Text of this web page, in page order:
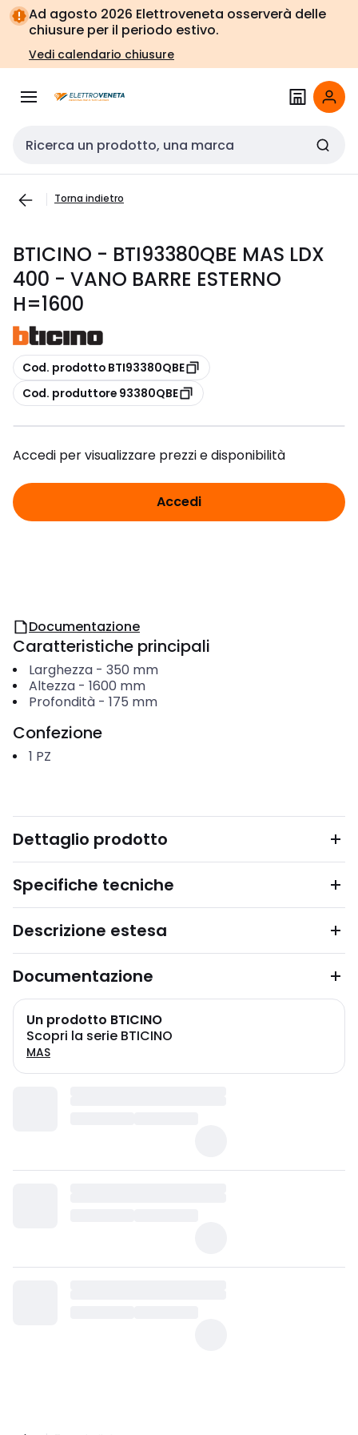
Vai alla
navigazione
Vai
alla
pagina
Ad agosto 2026 Elettroveneta osserverà delle
chiusure per il periodo estivo.
Vedi calendario chiusure
Cerca input
Torna indietro
BTICINO - BTI93380QBE MAS LDX
400 - VANO BARRE ESTERNO
H=1600
copia
Cod. prodotto BTI93380QBE
copia
Cod. produttore 93380QBE
Accedi per visualizzare prezzi e disponibilità
Accedi
Documentazione
Caratteristiche principali
Larghezza- 350 mm
Altezza- 1600 mm
Profondità- 175 mm
Confezione
1 PZ
Dettaglio prodotto
Specifiche tecniche
Descrizione estesa
Documentazione
Un prodotto BTICINO
Scopri la serie BTICINO
MAS